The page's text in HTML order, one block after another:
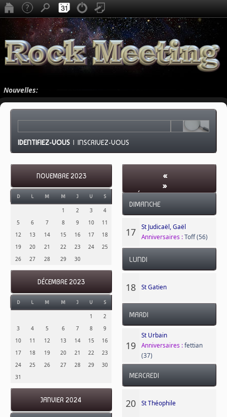
Nouvelles:
IDENTIFIEZ-VOUS |INSCRIVEZ-VOUS
NOVEMBRE 2023
D L M M J V S
1 2 3
4
5
6 7 8 9 10
11
12
13 14 15 16 17
18
19
20 21 22 23 24
25
26
27 28 29 30
DÉCEMBRE 2023
D L M M J V S
1
2
3
4 5 6 7 8
9
10
11 12 13 14 15
16
17
18 19 20 21 22
23
24
25 26 27 28 29
30
31
JANVIER 2024
«
»
DÉCEMBRE 2023-
SEMAINE 52
DIMANCHE
17
St Judicaël, Gaël
Anniversaires : Toff (56)
LUNDI
18 St Gatien
MARDI
19
St Urbain
Anniversaires : fettian
(37)
MERCREDI
20 St Théophile